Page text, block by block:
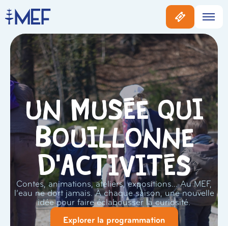
Un musée qui
bouillonne
d'activités
Contes, animations, ateliers, expositions… Au MEF,
l’eau ne dort jamais. À chaque saison, une nouvelle
idée pour faire éclabousser la curiosité.
Explorer la programmation